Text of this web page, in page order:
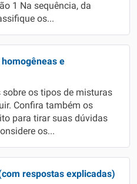
1 Na sequência, da
os...
e
os tipos de misturas
Confira também os
para tirar suas dúvidas
os...
respostas explicadas)